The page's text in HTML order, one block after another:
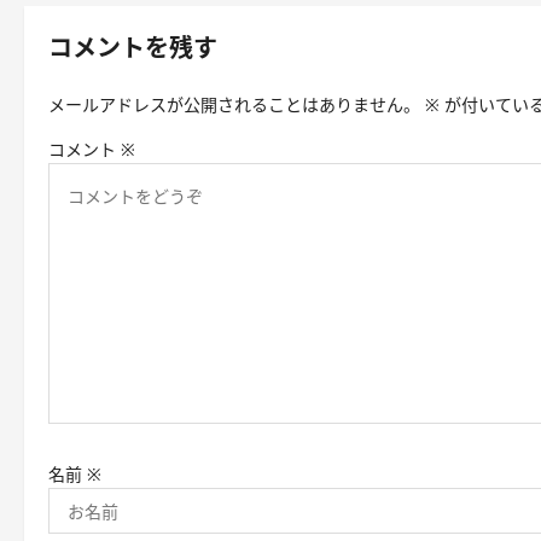
ゲ
ョ
コメントを残す
メールアドレスが公開されることはありません。 ※ が付いてい
コメント ※
名前 ※